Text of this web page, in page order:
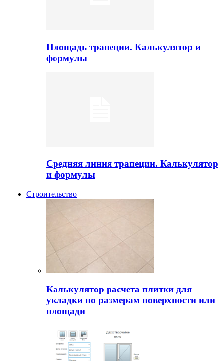
Площадь трапеции. Калькулятор и
формулы
Средняя линия трапеции. Калькулятор
и формулы
Строительство
Калькулятор расчета плитки для
укладки по размерам поверхности или
площади